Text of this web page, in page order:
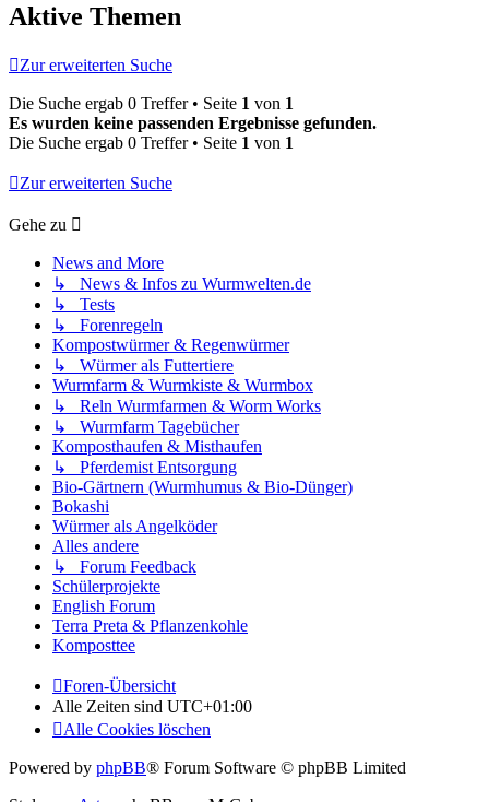
Aktive Themen
Zur erweiterten Suche
Die Suche ergab 0 Treffer • Seite 1 von 1
Es wurden keine passenden Ergebnisse gefunden.
Die Suche ergab 0 Treffer • Seite 1 von 1
Zur erweiterten Suche
Gehe zu
News and More
↳ News & Infos zu Wurmwelten.de
↳ Tests
↳ Forenregeln
Kompostwürmer & Regenwürmer
↳ Würmer als Futtertiere
Wurmfarm & Wurmkiste & Wurmbox
↳ Reln Wurmfarmen & Worm Works
↳ Wurmfarm Tagebücher
Komposthaufen & Misthaufen
↳ Pferdemist Entsorgung
Bio-Gärtnern (Wurmhumus & Bio-Dünger)
Bokashi
Würmer als Angelköder
Alles andere
↳ Forum Feedback
Schülerprojekte
English Forum
Terra Preta & Pflanzenkohle
Komposttee
Foren-Übersicht
Alle Zeiten sind UTC+01:00
Alle Cookies löschen
Powered by phpBB® Forum Software © phpBB Limited